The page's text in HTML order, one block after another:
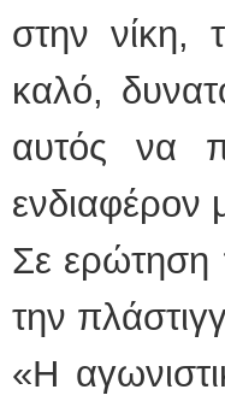
στην νίκη,
καλό,
αυτός να
ενδιαφέρον
Σε ερώτηση
την
«Η